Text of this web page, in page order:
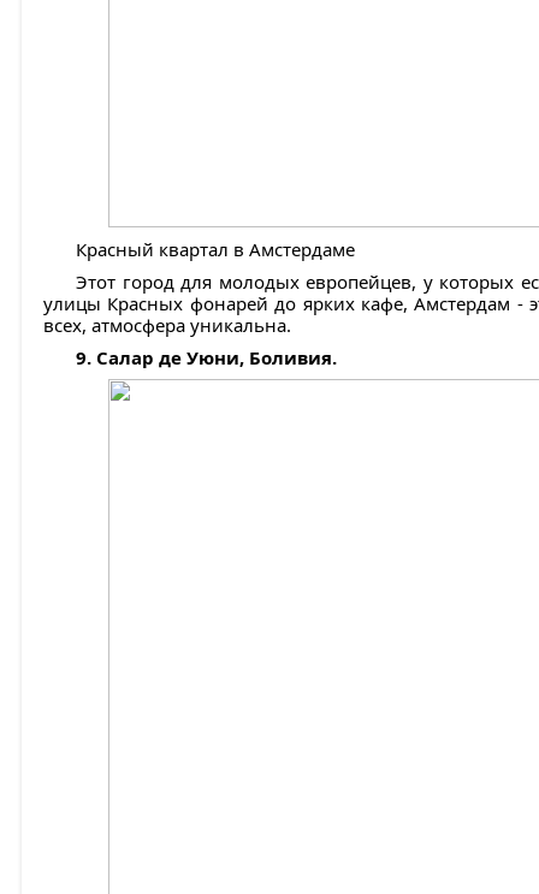
Красный квартал в Амстердаме
Этот город для молодых европейцев, у которых
улицы Красных фонарей до ярких кафе, Амстердам -
всех, атмосфера уникальна.
9. Салар де Уюни, Боливия.